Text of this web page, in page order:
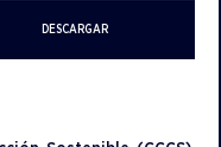
DESCARGAR